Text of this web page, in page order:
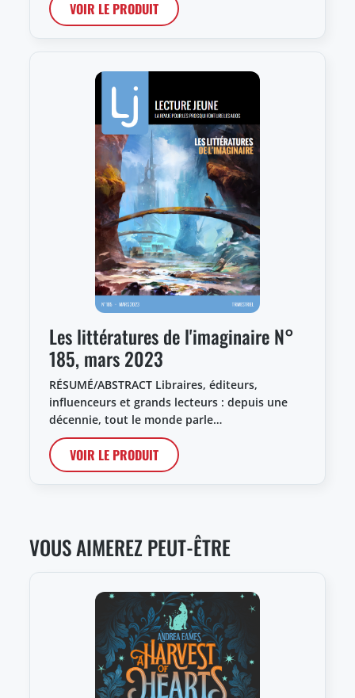
VOIR LE PRODUIT
Les littératures de l'imaginaire N°
185, mars 2023
RÉSUMÉ/ABSTRACT Libraires, éditeurs,
influenceurs et grands lecteurs : depuis une
décennie, tout le monde parle…
VOIR LE PRODUIT
VOUS AIMEREZ PEUT-ÊTRE